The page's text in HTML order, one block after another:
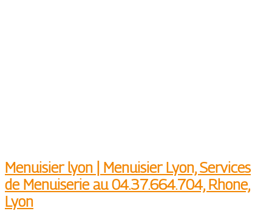
Menuisier lyon | Menuisier Lyon, Services
de Menuiserie au 04.37.664.704, Rhone,
Lyon